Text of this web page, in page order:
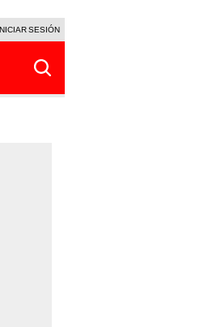
LA BELLA LUZ
SESIÓN